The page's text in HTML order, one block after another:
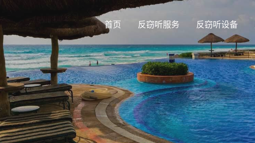
首页 反窃听服务 反窃听设备